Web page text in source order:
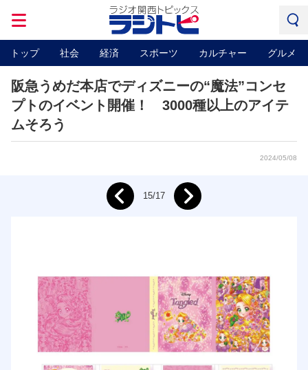
トップ 社会 経済 スポーツ カルチャー グルメ
阪急うめだ本店でディズニーの“魔法”コンセ
プトのイベント開催！ 3000種以上のアイテ
ムそろう
2024/05/08
Prev 15/17 Next